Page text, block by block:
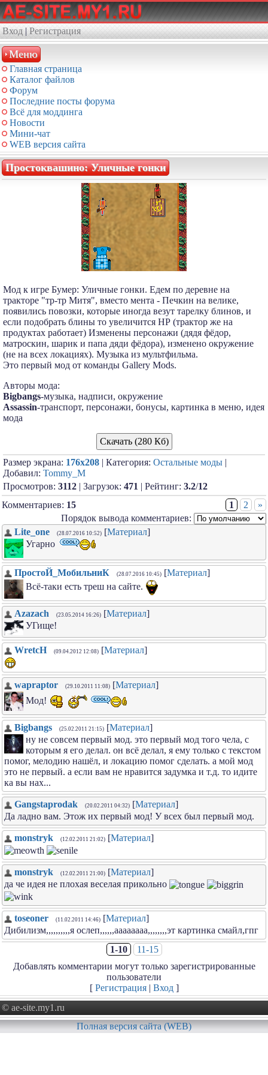
Вход | Регистрация
Меню
Главная страница
Каталог файлов
Форум
Последние посты форума
Всё для моддинга
Новости
Мини-чат
WEB версия сайта
Простоквашино: Уличные гонки
Мод к игре Бумер: Уличные гонки. Едем по деревне на
тракторе "тр-тр Митя", вместо мента - Печкин на велике,
появились повозки, которые иногда везут тарелку блинов, и
если подобрать блины то увеличится НР (трактор же на
продуктах работает) Изменены персонажи (дядя фёдор,
матроскин, шарик и папа дяди фёдора), изменено окружение
(не на всех локациях). Музыка из мультфильма.
Это первый мод от команды Gallery Mods.
Авторы мода:
Bigbangs-музыка, надписи, окружение
Assassin-транспорт, персонажи, бонусы, картинка в меню, идея
мода
Скачать (280 Кб)
Размер экрана: 176x208 | Категория: Остальные моды |
Добавил: Tommy_M
Просмотров: 3112 | Загрузок: 471 | Рейтинг: 3.2/12
Комментариев: 15 1 2
»
Порядок вывода комментариев:
Lite_one
(28.07.2016 10:52) [Материал]
Угарно
ПростоЙ_МобильниК (28.07.2016 10:45) [Материал]
Всё-таки есть треш на сайте.
Azazach (23.05.2014 16:26) [Материал]
УГище!
WretcH (09.04.2012 12:08) [Материал]
wapraptor (29.10.2011 11:08) [Материал]
Мод!
Bigbangs (25.02.2011 21:15) [Материал]
ну не совсем первый мод. это первый мод того чела, с
которым я его делал. он всё делал, я ему только с текстом
помог, мелодию нашёл, и локацию помог сделать. а мой мод
это не первый. а если вам не нравится задумка и т.д. то идите
ка вы нах...
Gangstaprodak (20.02.2011 04:32) [Материал]
Да ладно вам. Этож их первый мод! У всех был первый мод.
monstryk (12.02.2011 21:02) [Материал]
monstryk (12.02.2011 21:00) [Материал]
да че идея не плохая веселая прикольно
toseoner (11.02.2011 14:46) [Материал]
Дибилизм,,,,,,,,,,я ослеп,,,,,,аааааааа,,,,,,,,эт картинка смайл,гпг
1-10
11-15
Добавлять комментарии могут только зарегистрированные
пользователи
[ Регистрация| Вход]
© ae-site.my1.ru
Полная версия сайта (WEB)